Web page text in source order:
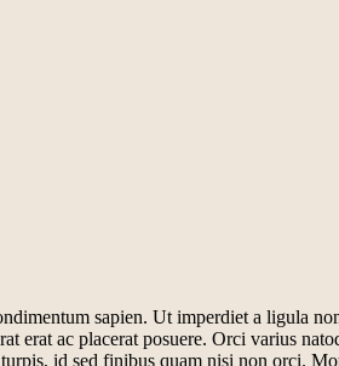
sapien. Ut imperdiet a ligula
erat ac placerat posuere. Orci varius
id sed finibus quam nisi non orci.